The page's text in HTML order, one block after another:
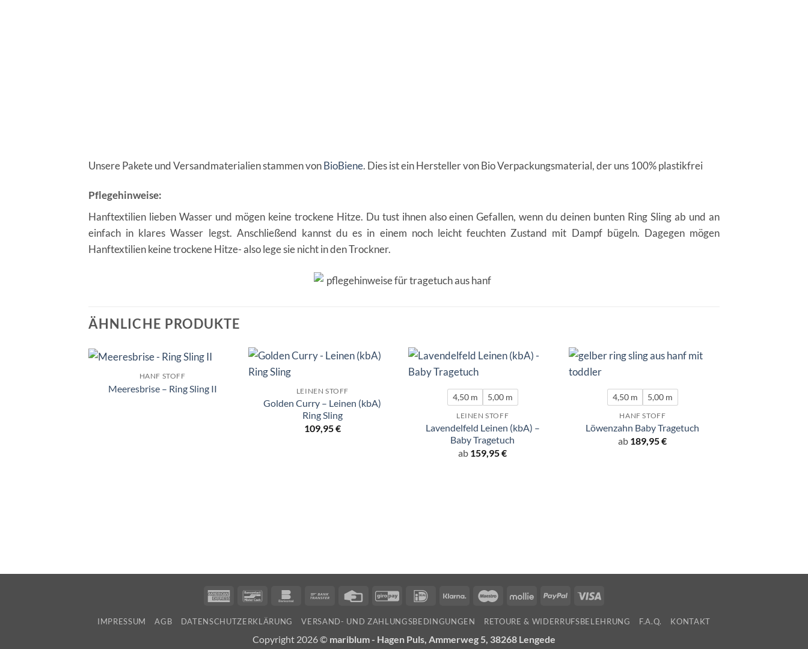
Unsere Pakete und Versandmaterialien stammen vonBioBiene. Dies ist ein Hersteller von Bio Verpackungsmaterial, der uns 100% plastikfrei
Pflegehinweise:
Hanftextilien lieben Wasser und mögen keine trockene Hitze. Du tust ihnen also einen Gefallen, wenn du deinen bunten Ring Sling ab und an
einfach in klares Wasser legst. Anschließend kannst du es in einem noch leicht feuchten Zustand mit Dampf bügeln. Dagegen mögen
Hanftextilien keine trockene Hitze- also lege sie nicht in den Trockner.
ÄHNLICHE PRODUKTE
HANF STOFF
Meeresbrise – Ring Sling II LEINEN STOFF
Golden Curry – Leinen (kbA)
Ring Sling
109,95€
4,50 m 5,00 m
LEINEN STOFF
Lavendelfeld Leinen (kbA) –
Baby Tragetuch
ab 159,95€
4,50 m 5,00 m
HANF STOFF
Löwenzahn Baby Tragetuch
ab 189,95€
American BancontactBankomatBank
Credit
GiroPay IDeal Klarna MaestroMollie PayPal
IMPRESSUM AGB DATENSCHUTZERKLÄRUNG VERSAND- UND ZAHLUNGSBEDINGUNGEN RETOURE & WIDERRUFSBELEHRUNG F.A.Q. KONTAKT
Copyright 2026 © mariblum - Hagen Puls, Ammerweg 5, 38268 Lengede